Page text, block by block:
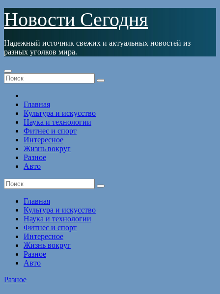
Перейти
содержимому
Новости Сегодня
Надежный источник свежих и актуальных новостей из
разных уголков мира.
Главная
Культура и искусство
Наука и технологии
Фитнес и спорт
Интересное
Жизнь вокруг
Разное
Авто
Главная
Культура и искусство
Наука и технологии
Фитнес и спорт
Интересное
Жизнь вокруг
Разное
Авто
Разное